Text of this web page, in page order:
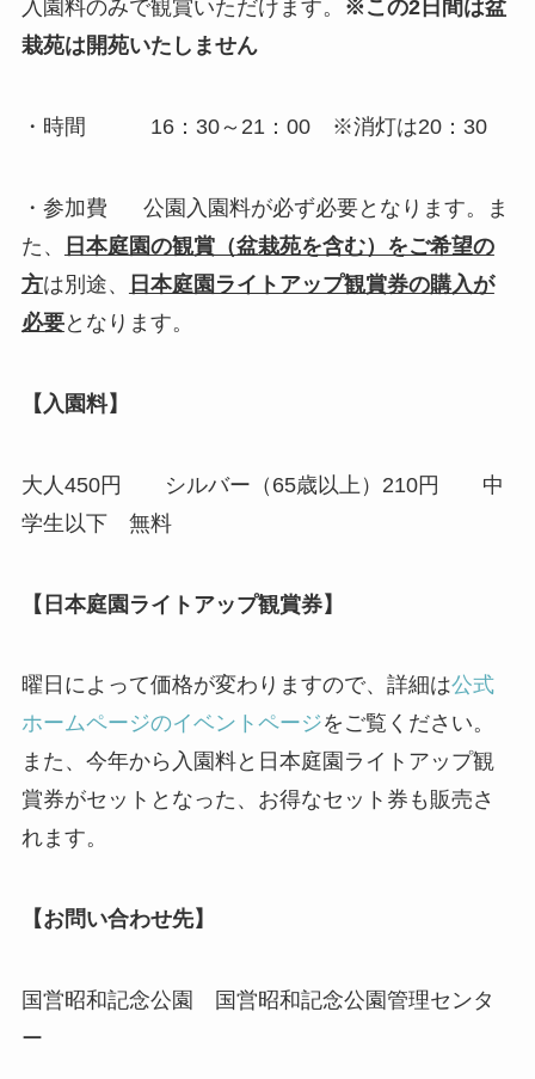
入園料のみで観賞いただけます。
※この2日間は盆
栽苑は開苑いたしません
・時間 16：30～21：00 ※消灯は20：30
・参加費 公園入園料が必ず必要となります。ま
た、
日本庭園の観賞（盆栽苑を含む）をご希望の
方は別途、
日本庭園ライトアップ観賞券の購入が
必要となります。
【入園料】
大人450円 シルバー（65歳以上）210円 中
学生以下 無料
【日本庭園ライトアップ観賞券】
曜日によって価格が変わりますので、詳細は公式
ホームページのイベントページをご覧ください。
また、今年から入園料と日本庭園ライトアップ観
賞券がセットとなった、お得なセット券も販売さ
れます。
【お問い合わせ先】
国営昭和記念公園 国営昭和記念公園管理センタ
ー